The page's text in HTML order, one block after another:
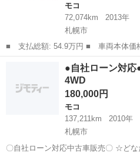
モコ
72,074km
2013年
札幌市
■ 支払総額: 54.9万円 ■ 車両本体価格： 434,000 円 ■ メーカー
名： 日産 ■ 車種名： モコ ■ グ
マートキー プッシュスタート 電動
ップ シート...
モコ
●自社ローン対応
4WD
180,000円
モコ
137,211km
2010年
札幌市
〇自社ローン対応中古車販売〇 ☆どなたでもローン対応可能